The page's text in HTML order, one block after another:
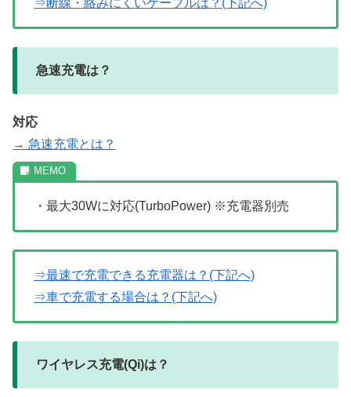
⇒断線・絡みにくいケーブルは？(下記へ)
急速充電は？
対応
→ 急速充電とは？
・最大30Wに対応(TurboPower) ※充電器別売
⇒最速で充電できる充電器は？(下記へ)
⇒車で充電する場合は？(下記へ)
ワイヤレス充電(Qi)は？